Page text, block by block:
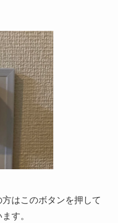
はこのボタンを押して
す。